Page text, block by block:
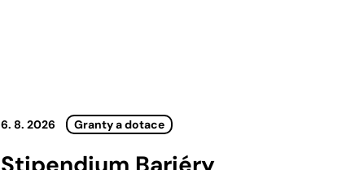
6. 8. 2026 Granty a dotace